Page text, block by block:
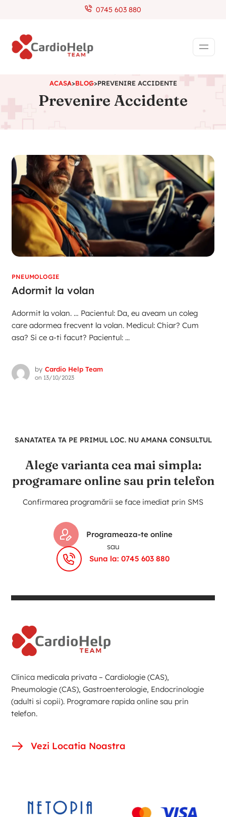
0745 603 880
ACASA>BLOG>PREVENIRE ACCIDENTE
Prevenire Accidente
PNEUMOLOGIE
Adormit la volan
Adormit la volan. … Pacientul: Da, eu aveam un coleg
care adormea frecvent la volan. Medicul: Chiar? Cum
asa? Si ce a-ti facut? Pacientul: ...
by Cardio Help Team
on 13/10/2023
SANATATEA TA PE PRIMUL LOC. NU AMANA CONSULTUL
Alege varianta cea mai simpla:
programare online sau prin telefon
Confirmarea programării se face imediat prin SMS
Programeaza-te online
sau
Suna la: 0745 603 880
Clinica medicala privata – Cardiologie (CAS),
Pneumologie (CAS), Gastroenterologie, Endocrinologie
(adulti si copii). Programare rapida online sau prin
telefon.
Vezi Locatia Noastra